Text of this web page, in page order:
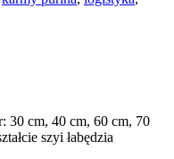
30 cm, 40 cm, 60 cm, 70
szyi łabędzia